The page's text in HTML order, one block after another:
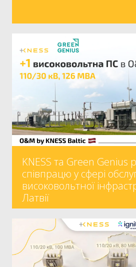
KNESS та Green Genius
співпрацю у сфері
високовольтної
Латвії